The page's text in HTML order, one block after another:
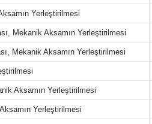
Yerleştirilmesi
Mekanik Aksamın Yerleştirilmesi
Mekanik Aksamın Yerleştirilmesi
Aksamın Yerleştirilmesi
Yerleştirilmesi